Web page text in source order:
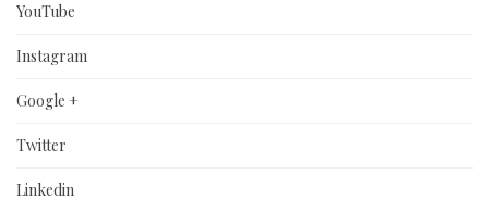
YouTube
Instagram
Google +
Twitter
Linkedin